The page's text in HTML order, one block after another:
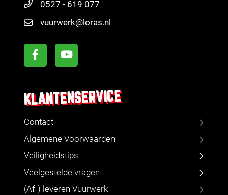
0527 - 619 077
vuurwerk@loras.nl
KLANTENSERVICE
Contact
Algemene Voorwaarden
Veiligheidstips
Veelgestelde vragen
(Af-) leveren Vuurwerk